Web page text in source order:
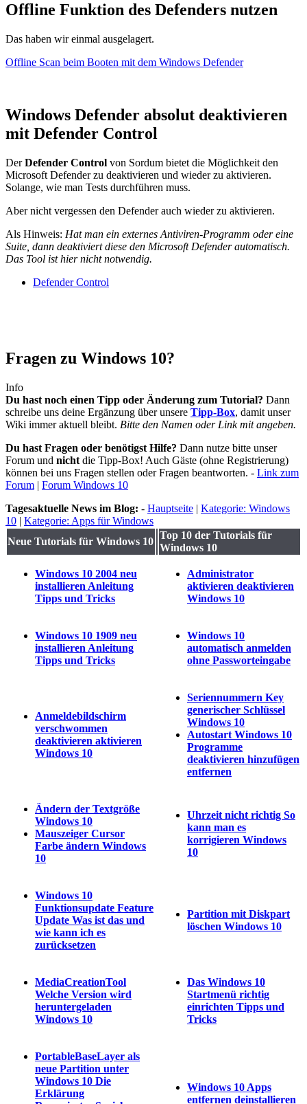
Offline Funktion des Defenders nutzen
Das haben wir einmal ausgelagert.
Offline Scan beim Booten mit dem Windows Defender
Windows Defender absolut deaktivieren
mit Defender Control
DerDefender Control von Sordum bietet die Möglichkeit den
Microsoft Defender zu deaktivieren und wieder zu aktivieren.
Solange, wie man Tests durchführen muss.
Aber nicht vergessen den Defender auch wieder zu aktivieren.
Als Hinweis: Hat man ein externes Antiviren-Programm oder eine
Suite, dann deaktiviert diese den Microsoft Defender automatisch.
Das Tool ist hier nicht notwendig.
Defender Control
Fragen zu Windows 10?
Info
Du hast noch einen Tipp oder Änderung zum Tutorial? Dann
schreibe uns deine Ergänzung über unsere Tipp-Box, damit unser
Wiki immer aktuell bleibt. Bitte den Namen oder Link mit angeben.
Du hast Fragen oder benötigst Hilfe? Dann nutze bitte unser
Forum und nicht die Tipp-Box! Auch Gäste (ohne Registrierung)
können bei uns Fragen stellen oder Fragen beantworten. - Link zum
Forum | Forum Windows 10
Tagesaktuelle News im Blog: - Hauptseite | Kategorie: Windows
10 | Kategorie: Apps für Windows
Neue Tutorials für Windows 10
Top 10 der Tutorials für
Windows 10
Windows 10 2004 neu
installieren Anleitung
Tipps und Tricks
Administrator
aktivieren deaktivieren
Windows 10
Windows 10 1909 neu
installieren Anleitung
Tipps und Tricks
Windows 10
automatisch anmelden
ohne Passworteingabe
Anmeldebildschirm
verschwommen
deaktivieren aktivieren
Windows 10
Seriennummern Key
generischer Schlüssel
Windows 10
Autostart Windows 10
Programme
deaktivieren hinzufügen
entfernen
Ändern der Textgröße
Windows 10
Mauszeiger Cursor
Farbe ändern Windows
10
Uhrzeit nicht richtig So
kann man es
korrigieren Windows
10
Windows 10
Funktionsupdate Feature
Update Was ist das und
wie kann ich es
zurücksetzen
Partition mit Diskpart
löschen Windows 10
MediaCreationTool
Welche Version wird
heruntergeladen
Windows 10
Das Windows 10
Startmenü richtig
einrichten Tipps und
Tricks
PortableBaseLayer als
neue Partition unter
Windows 10 Die
Erklärung
Windows 10 Apps
entfernen deinstallieren